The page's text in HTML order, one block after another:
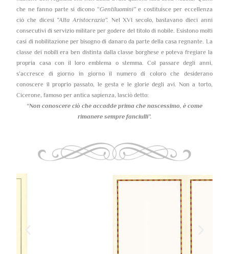
che ne fanno parte si dicono “Gentiluomini”e costituisce per eccellenza
ciò che dicesi “Alta Aristocrazia”. Nel XVI secolo, bastavano dieci anni
consecutivi di servizio militare per godere del titolo di nobile. Esistono molti
casi di nobilitazione per bisogno di danaro da parte della casa regnante. La
classe dei nobili era ben distinta dalla classe borghese e poteva fregiare la
propria casa con il loro emblema o stemma. Col passare degli anni,
s’accresce di giorno in giorno il numero di coloro che desiderano
conoscere il proprio passato, le gesta e le glorie degli avi. Non a torto,
Cicerone, famoso per antica sapienza, lasciò detto:
“Non conoscere ciò che accadde prima che nascessimo, è come
rimanere sempre fanciulli”.